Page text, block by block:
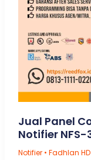
Jual Panel
Notifier
Notifier• Fadhlan HD